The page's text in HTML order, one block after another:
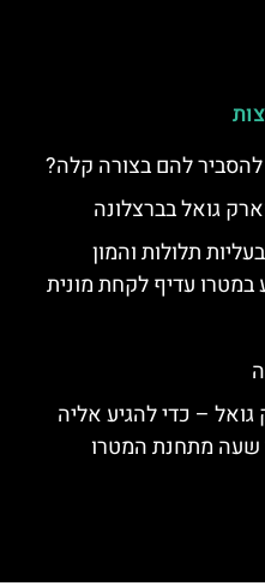
להסביר להם בצורה קלה?
גואל בברצלונה
תלולות והמון
במטרו עדיף לקחת מונית
– כדי להגיע אליה
שעה מתחנת המטרו